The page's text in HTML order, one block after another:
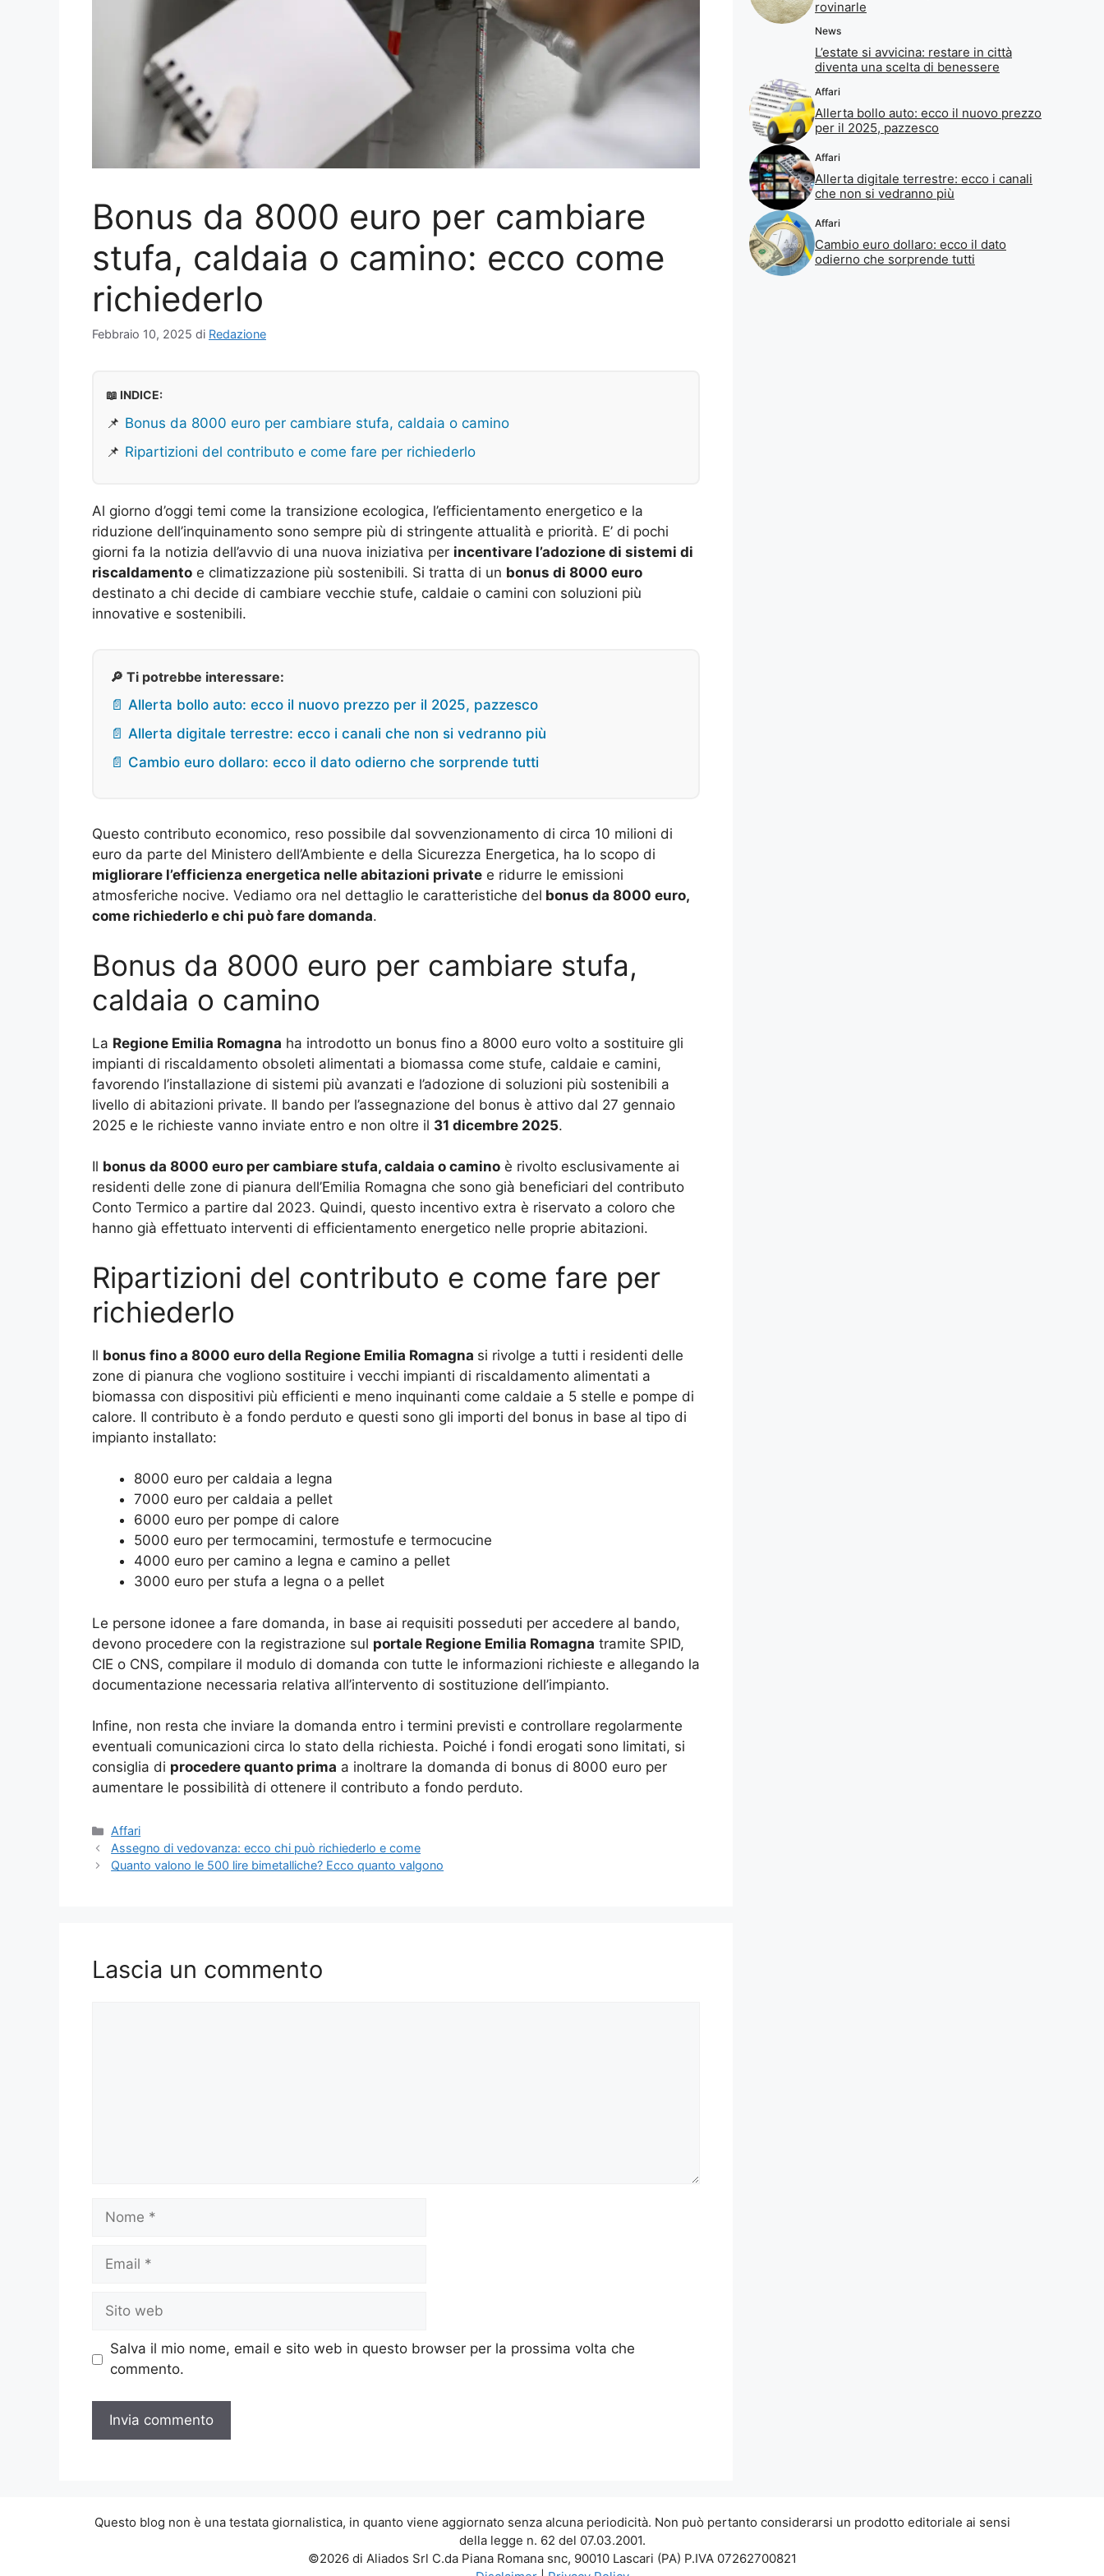
Bonus da 8000 euro per cambiare
stufa, caldaia o camino: ecco come
richiederlo
Febbraio 10, 2025 di Redazione
📖 INDICE:
📌 Bonus da 8000 euro per cambiare stufa, caldaia o camino
📌 Ripartizioni del contributo e come fare per richiederlo
Al giorno d’oggi temi come la transizione ecologica, l’efficientamento energetico e la
riduzione dell’inquinamento sono sempre più di stringente attualità e priorità. E’ di pochi
giorni fa la notizia dell’avvio di una nuova iniziativa per incentivare l’adozione di sistemi di
riscaldamento e climatizzazione più sostenibili. Si tratta di un bonus di 8000 euro
destinato a chi decide di cambiare vecchie stufe, caldaie o camini con soluzioni più
innovative e sostenibili.
🔎 Ti potrebbe interessare:
📄 Allerta bollo auto: ecco il nuovo prezzo per il 2025, pazzesco
📄 Allerta digitale terrestre: ecco i canali che non si vedranno più
📄 Cambio euro dollaro: ecco il dato odierno che sorprende tutti
Questo contributo economico, reso possibile dal sovvenzionamento di circa 10 milioni di
euro da parte del Ministero dell’Ambiente e della Sicurezza Energetica, ha lo scopo di
migliorare l’efficienza energetica nelle abitazioni private e ridurre le emissioni
atmosferiche nocive. Vediamo ora nel dettaglio le caratteristiche del bonus da 8000 euro,
come richiederlo e chi può fare domanda.
Bonus da 8000 euro per cambiare stufa,
caldaia o camino
La Regione Emilia Romagna ha introdotto un bonus fino a 8000 euro volto a sostituire gli
impianti di riscaldamento obsoleti alimentati a biomassa come stufe, caldaie e camini,
favorendo l’installazione di sistemi più avanzati e l’adozione di soluzioni più sostenibili a
livello di abitazioni private. Il bando per l’assegnazione del bonus è attivo dal 27 gennaio
2025 e le richieste vanno inviate entro e non oltre il 31 dicembre 2025.
Il bonus da 8000 euro per cambiare stufa, caldaia o camino è rivolto esclusivamente ai
residenti delle zone di pianura dell’Emilia Romagna che sono già beneficiari del contributo
Conto Termico a partire dal 2023. Quindi, questo incentivo extra è riservato a coloro che
hanno già effettuato interventi di efficientamento energetico nelle proprie abitazioni.
Ripartizioni del contributo e come fare per
richiederlo
Il bonus fino a 8000 euro della Regione Emilia Romagna si rivolge a tutti i residenti delle
zone di pianura che vogliono sostituire i vecchi impianti di riscaldamento alimentati a
biomassa con dispositivi più efficienti e meno inquinanti come caldaie a 5 stelle e pompe di
calore. Il contributo è a fondo perduto e questi sono gli importi del bonus in base al tipo di
impianto installato:
8000 euro per caldaia a legna
7000 euro per caldaia a pellet
6000 euro per pompe di calore
5000 euro per termocamini, termostufe e termocucine
4000 euro per camino a legna e camino a pellet
3000 euro per stufa a legna o a pellet
Le persone idonee a fare domanda, in base ai requisiti posseduti per accedere al bando,
devono procedere con la registrazione sul portale Regione Emilia Romagna tramite SPID,
CIE o CNS, compilare il modulo di domanda con tutte le informazioni richieste e allegando la
documentazione necessaria relativa all’intervento di sostituzione dell’impianto.
Infine, non resta che inviare la domanda entro i termini previsti e controllare regolarmente
eventuali comunicazioni circa lo stato della richiesta. Poiché i fondi erogati sono limitati, si
consiglia di procedere quanto prima a inoltrare la domanda di bonus di 8000 euro per
aumentare le possibilità di ottenere il contributo a fondo perduto.
Categorie
Affari
Assegno di vedovanza: ecco chi può richiederlo e come
Quanto valono le 500 lire bimetalliche? Ecco quanto valgono
Lascia un commento
Nome
Email
Sito
web
Salva il mio nome, email e sito web in questo browser per la prossima volta che
commento.
rovinarle
News
L’estate si avvicina: restare in città
diventa una scelta di benessere
Affari
Allerta bollo auto: ecco il nuovo prezzo
per il 2025, pazzesco
Affari
Allerta digitale terrestre: ecco i canali
che non si vedranno più
Affari
Cambio euro dollaro: ecco il dato
odierno che sorprende tutti
Questo blog non è una testata giornalistica, in quanto viene aggiornato senza alcuna periodicità. Non può pertanto considerarsi un prodotto editoriale ai sensi
della legge n. 62 del 07.03.2001.
©2026 di Aliados Srl C.da Piana Romana snc, 90010 Lascari (PA) P.IVA 07262700821